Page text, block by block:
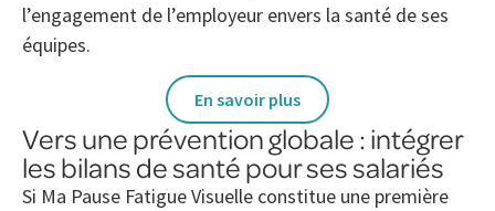
l’engagement de l’employeur envers la santé de ses
équipes.
En savoir plus
Vers une prévention globale : intégrer
les bilans de santé pour ses salariés
Si Ma Pause Fatigue Visuelle constitue une première